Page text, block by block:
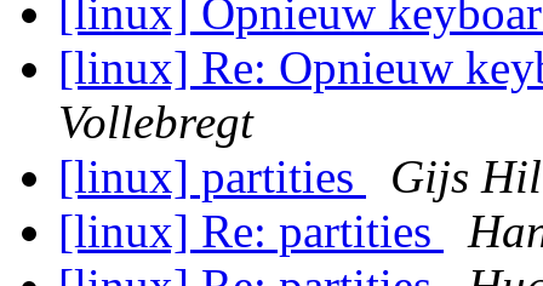
[linux] Opnieuw
[linux] Re: Opnieuw
Vollebregt
[linux] partities
Gijs
[linux] Re: partities